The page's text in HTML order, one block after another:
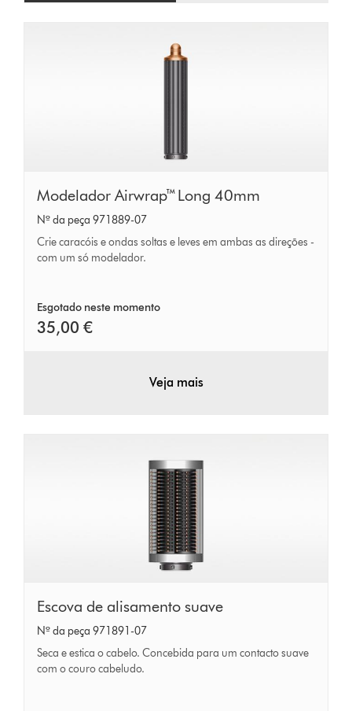
Modelador
Airwrap™
Long
40mm
Modelador Airwrap™ Long 40mm
Nº da peça 971889-07
Crie caracóis e ondas soltas e leves em ambas as direções -
com um só modelador.
Esgotado neste momento
35,00 €
Veja mais
Escova
de
alisamento
suave
Escova de alisamento suave
Nº da peça 971891-07
Seca e estica o cabelo. Concebida para um contacto suave
com o couro cabeludo.